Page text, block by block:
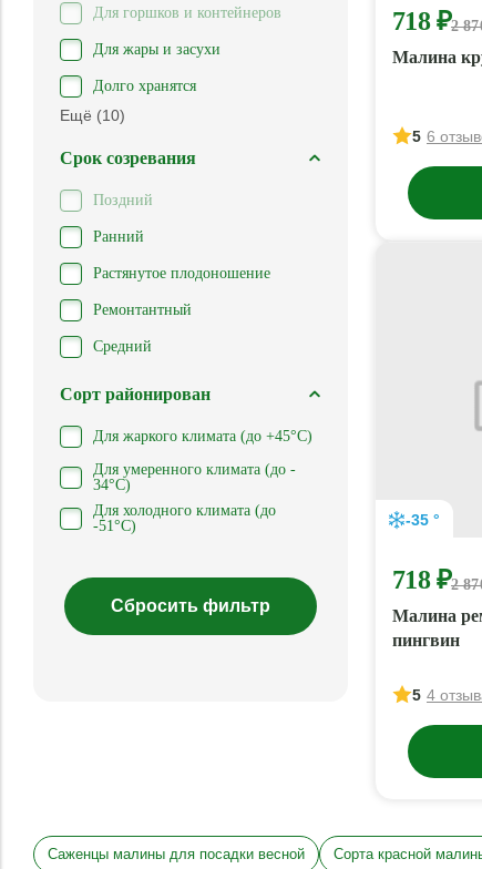
Для горшков и контейнеров
Для жары и засухи
Долго хранятся
Ещё (10)
Срок созревания
Поздний
Ранний
Растянутое плодоношение
Ремонтантный
Средний
Сорт районирован
Для жаркого климата (до +45°С)
Для умеренного климата (до -
34°С)
Для холодного климата (до
-51°С)
718 ₽2
Малина
5 6
-35 °
718 ₽2
Малина
пингвин
5 4
Саженцы малины для посадки весной Сорта красной